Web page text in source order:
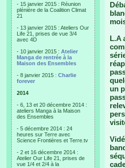
- 15 janvier 2015 : Réunion
plénière de la Coalition Climat
21
- 13 janvier 2015 : Ateliers Our
Life 21, prises de vue 3/4
avec 4D
- 10 janvier 2015 : Atelier
Manga de rentrée à la
Maison des Ensembles
- 8 janvier 2015 : Charlie
forever
2014
- 6, 13 et 20 décembre 2014 :
ateliers Manga à la Maison
des Ensembles
- 5 décembre 2014 : 24
heures sur Terre avec
Science Frontières et Terre.tv
- 2 et 16 décembre 2014 :
Atelier Our Life 21, prises de
vue 1/4 et 2/4 à la
L.A
un